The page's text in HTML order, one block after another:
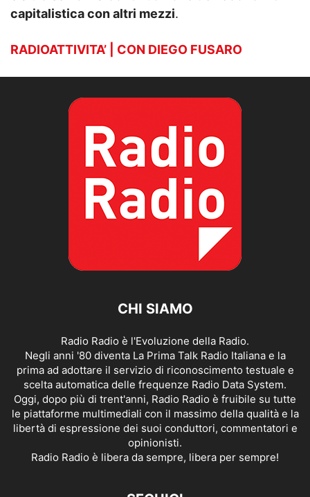
capitalistica con altri mezzi.
RADIOATTIVITA’ | CON DIEGO FUSARO
CHI SIAMO
Radio Radio è l'Evoluzione della Radio.
Negli anni '80 diventa La Prima Talk Radio Italiana e la
prima ad adottare il servizio di riconoscimento testuale e
scelta automatica delle frequenze Radio Data System.
Oggi, dopo più di trent'anni, Radio Radio è fruibile su tutte
le piattaforme multimediali con il massimo della qualità e la
libertà di espressione dei suoi conduttori, commentatori e
opinionisti.
Radio Radio è libera da sempre, libera per sempre!